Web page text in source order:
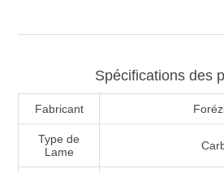
Spécifications des
Fabricant
Type de
Lame